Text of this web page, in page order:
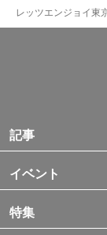
レッツエンジョイ東
記事
イベント
特集